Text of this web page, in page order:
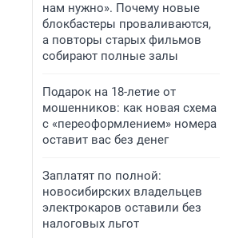
нам нужно». Почему новые
блокбастеры проваливаются,
а повторы старых фильмов
собирают полные залы
Подарок на 18-летие от
мошенников: как новая схема
с «переоформлением» номера
оставит вас без денег
Заплатят по полной:
новосибирских владельцев
электрокаров оставили без
налоговых льгот